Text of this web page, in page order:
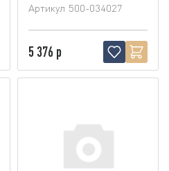
Артикул 500-034027
5 376 р